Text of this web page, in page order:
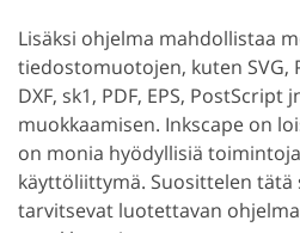
Lisäksi ohjelma mahdollistaa
tiedostomuotojen, kuten SVG,
DXF, sk1, PDF, EPS, PostScript
muokkaamisen. Inkscape on
on monia hyödyllisiä
käyttöliittymä. Suosittelen tätä
tarvitsevat luotettavan